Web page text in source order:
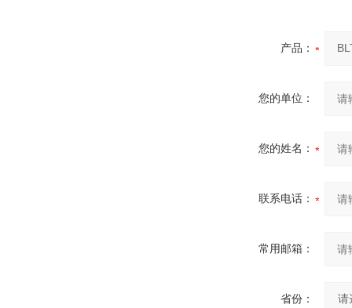
产品：
您的单位：
您的姓名：
联系电话：
常用邮箱：
省份：